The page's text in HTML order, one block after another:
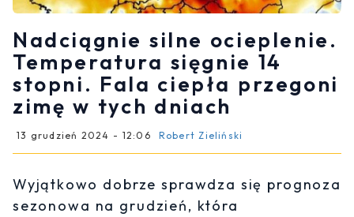
Nadciągnie silne ocieplenie.
Temperatura sięgnie 14
stopni. Fala ciepła przegoni
zimę w tych dniach
13 grudzień 2024 - 12:06 Robert Zieliński
Wyjątkowo dobrze sprawdza się prognoza
sezonowa na grudzień, która